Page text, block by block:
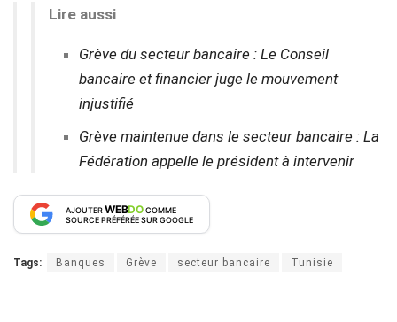
Lire aussi
Grève du secteur bancaire : Le Conseil
bancaire et financier juge le mouvement
injustifié
Grève maintenue dans le secteur bancaire : La
Fédération appelle le président à intervenir
AJOUTERWEBDOCOMME
SOURCE PRÉFÉRÉE SUR GOOGLE
Tags: Banques Grève secteur bancaire Tunisie